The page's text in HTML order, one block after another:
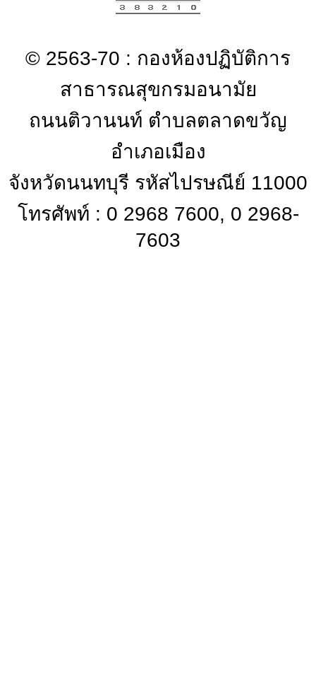
© 2563-70 : กองห้องปฏิบัติการ
สาธารณสุขกรมอนามัย
ถนนติวานนท์ ตำบลตลาดขวัญ
อำเภอเมือง
จังหวัดนนทบุรี รหัสไปรษณีย์ 11000
โทรศัพท์ : 0 2968 7600, 0 2968-
7603